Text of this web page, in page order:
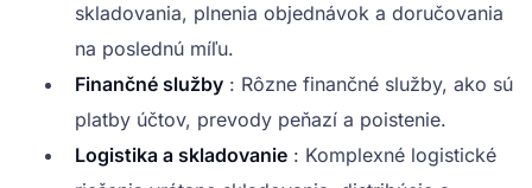
skladovania, plnenia objednávok a doručovania
na poslednú míľu.
Finančné služby : Rôzne finančné služby, ako sú
platby účtov, prevody peňazí a poistenie.
Logistika a skladovanie : Komplexné logistické